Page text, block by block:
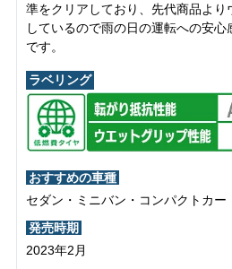
準をクリアしており、先代商品より
しているので雨の日の運転への安
です。
ラベリング
おすすめの車種
セダン・ミニバン・コンパクトカー
発売時期
2023年2月